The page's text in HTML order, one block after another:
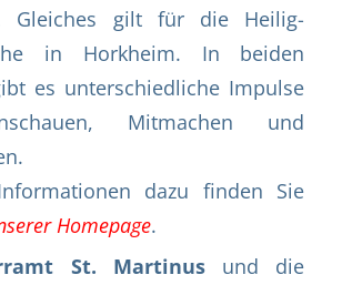
Gleiches gilt für die Heilig-
in Horkheim. In beiden
es unterschiedliche Impulse
Mitmachen und
dazu finden Sie
Homepage.
St. Martinusund die